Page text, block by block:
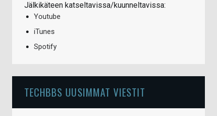
Jälkikäteen katseltavissa/kuunneltavissa:
Youtube
iTunes
Spotify
TECHBBS UUSIMMAT VIESTIT